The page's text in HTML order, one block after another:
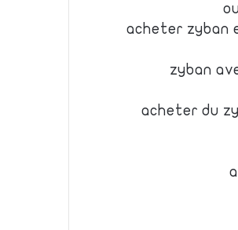
acheter zyban
zyban
acheter du